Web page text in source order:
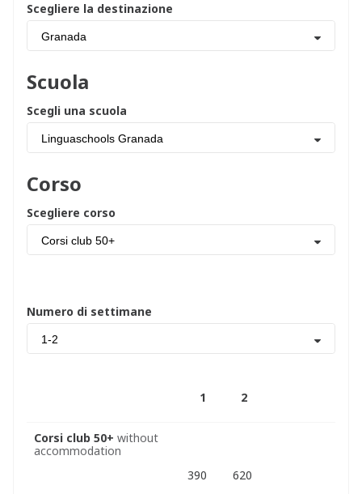
Scegliere la destinazione
Granada
Scuola
Scegli una scuola
Linguaschools Granada
Corso
Scegliere corso
Corsi club 50+
Numero di settimane
1-2
Corsi club 50+ without
accommodation
1 2
390 620